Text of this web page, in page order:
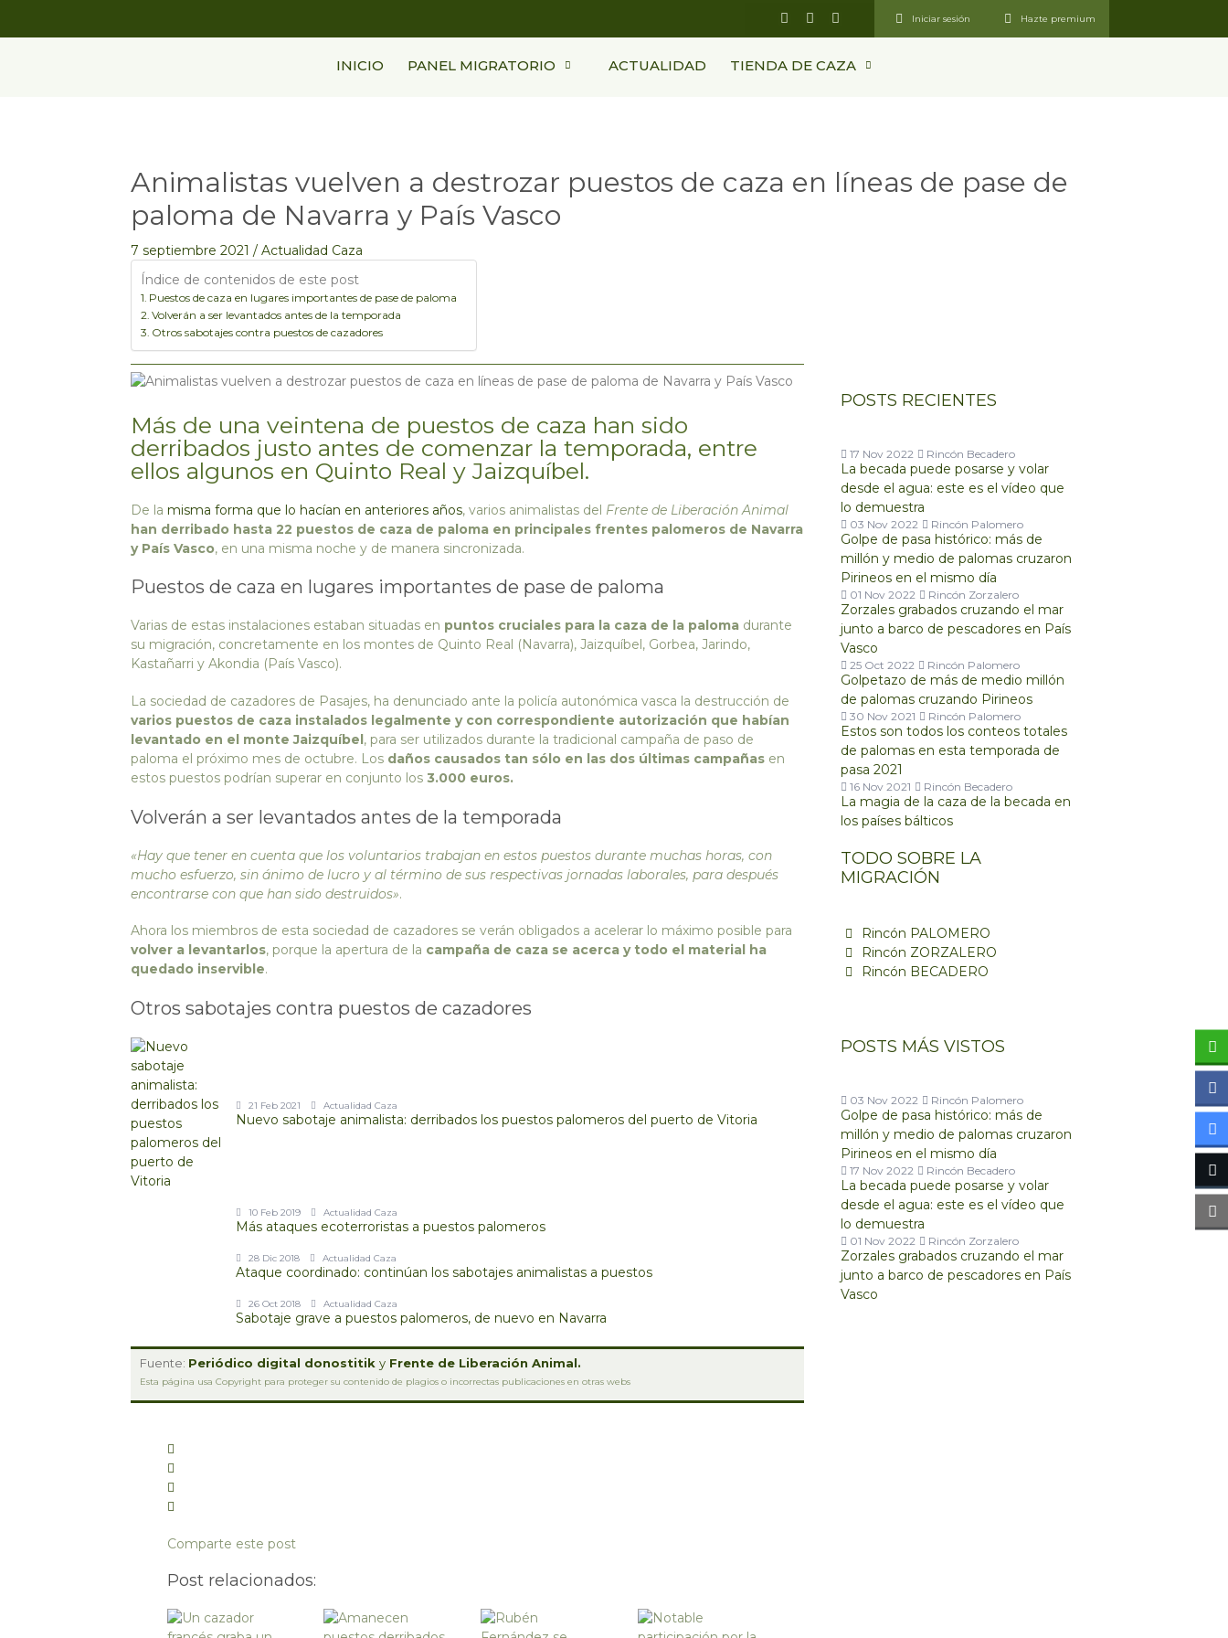
F
e
b
a
r
I
t
a
U
r
s
Iniciar sesión Hazte premium
INICIO PANEL MIGRATORIO ACTUALIDAD TIENDA DE CAZA
Animalistas vuelven a destrozar puestos de caza en líneas de pase de
paloma de Navarra y País Vasco
7 septiembre 2021 / Actualidad Caza
Índice de contenidos de este post
Puestos de caza en lugares importantes de pase de paloma
Volverán a ser levantados antes de la temporada
Otros sabotajes contra puestos de cazadores
Más de una veintena de puestos de caza han sido
derribados justo antes de comenzar la temporada, entre
ellos algunos en Quinto Real y Jaizquíbel.
De la misma forma que lo hacían en anteriores años, varios animalistas del Frente de Liberación Animal
han derribado hasta 22 puestos de caza de paloma en principales frentes palomeros de Navarra
y País Vasco, en una misma noche y de manera sincronizada.
Puestos de caza en lugares importantes de pase de paloma
Varias de estas instalaciones estaban situadas en puntos cruciales para la caza de la palomadurante
su migración, concretamente en los montes de Quinto Real (Navarra), Jaizquíbel, Gorbea, Jarindo,
Kastañarri y Akondia (País Vasco).
La sociedad de cazadores de Pasajes, ha denunciado ante la policía autonómica vasca la destrucción de
varios puestos de caza instalados legalmente y con correspondiente autorización que habían
levantado en el monte Jaizquíbel, para ser utilizados durante la tradicional campaña de paso de
paloma el próximo mes de octubre. Los daños causados tan sólo en las dos últimas campañasen
estos puestos podrían superar en conjunto los 3.000 euros.
Volverán a ser levantados antes de la temporada
«Hay que tener en cuenta que los voluntarios trabajan en estos puestos durante muchas horas, con
mucho esfuerzo, sin ánimo de lucro y al término de sus respectivas jornadas laborales, para después
encontrarse con que han sido destruidos».
Ahora los miembros de esta sociedad de cazadores se verán obligados a acelerar lo máximo posible para
volver a levantarlos, porque la apertura de la campaña de caza se acerca y todo el material ha
quedado inservible.
Otros sabotajes contra puestos de cazadores
21 Feb 2021 Actualidad Caza
Nuevo sabotaje animalista: derribados los puestos palomeros del puerto de Vitoria
10 Feb 2019 Actualidad Caza
Más ataques ecoterroristas a puestos palomeros
28 Dic 2018 Actualidad Caza
Ataque coordinado: continúan los sabotajes animalistas a puestos
26 Oct 2018 Actualidad Caza
Sabotaje grave a puestos palomeros, de nuevo en Navarra
Fuente: Periódico digital donostitik yFrente de Liberación Animal.
Esta página usa Copyright para proteger su contenido de plagios o incorrectas publicaciones en otras webs
Comparte este post
Post relacionados:
POSTS RECIENTES
17 Nov 2022 Rincón Becadero
La becada puede posarse y volar
desde el agua: este es el vídeo que
lo demuestra
03 Nov 2022 Rincón Palomero
Golpe de pasa histórico: más de
millón y medio de palomas cruzaron
Pirineos en el mismo día
01 Nov 2022 Rincón Zorzalero
Zorzales grabados cruzando el mar
junto a barco de pescadores en País
Vasco
25 Oct 2022 Rincón Palomero
Golpetazo de más de medio millón
de palomas cruzando Pirineos
30 Nov 2021 Rincón Palomero
Estos son todos los conteos totales
de palomas en esta temporada de
pasa 2021
16 Nov 2021 Rincón Becadero
La magia de la caza de la becada en
los países bálticos
TODO SOBRE LA
MIGRACIÓN
Rincón PALOMERO
Rincón ZORZALERO
Rincón BECADERO
POSTS MÁS VISTOS
03 Nov 2022 Rincón Palomero
Golpe de pasa histórico: más de
millón y medio de palomas cruzaron
Pirineos en el mismo día
17 Nov 2022 Rincón Becadero
La becada puede posarse y volar
desde el agua: este es el vídeo que
lo demuestra
01 Nov 2022 Rincón Zorzalero
Zorzales grabados cruzando el mar
junto a barco de pescadores en País
Vasco
Navegación
de
entradas